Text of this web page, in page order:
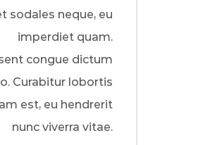
sodales neque, eu
imperdiet quam.
congue dictum
Curabitur lobortis
est, eu hendrerit
nunc viverra vitae.